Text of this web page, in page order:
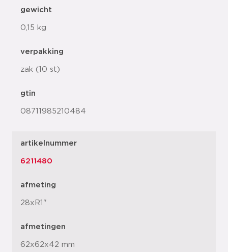
gewicht
0,15 kg
verpakking
zak (10 st)
gtin
08711985210484
artikelnummer
6211480
afmeting
28xR1"
afmetingen
62x62x42 mm